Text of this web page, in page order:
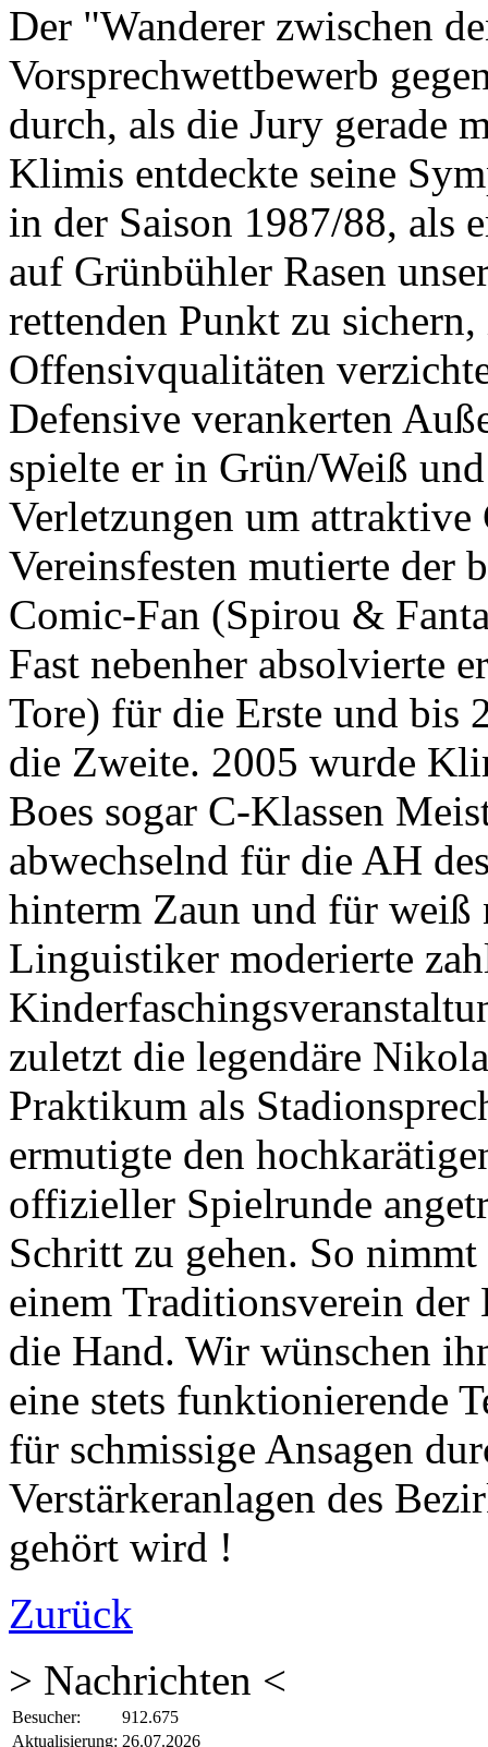
Der "Wanderer zwischen
Vorsprechwettbewerb
durch, als die Jury gerade
Klimis entdeckte seine
in der Saison 1987/88, als
auf Grünbühler Rasen
rettenden Punkt zu
Offensivqualitäten
Defensive verankerten
spielte er in Grün/Weiß
Verletzungen um
Vereinsfesten mutierte der
Comic-Fan (Spirou &
Fast nebenher absolvierte
Tore) für die Erste und bis
die Zweite. 2005 wurde
Boes sogar C-Klassen
abwechselnd für die AH
hinterm Zaun und für weiß
Linguistiker moderierte
zuletzt die legendäre
Praktikum als
ermutigte den
offizieller Spielrunde
Schritt zu gehen. So
einem Traditionsverein
die Hand. Wir wünschen
eine stets funktionierende
für schmissige Ansagen
Verstärkeranlagen des
gehört wird !
Zurück
> Nachrichten <
Besucher:
912.675
Aktualisierung: 26.07.2026